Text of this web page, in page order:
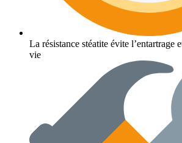
La résistance stéatite évite l’entartrage
vie